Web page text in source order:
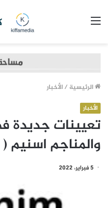
الرئيسية /الأخبار
الأخبار
تعيينات جديدة
والمناجم اسنيم
5 فبراير، 2022